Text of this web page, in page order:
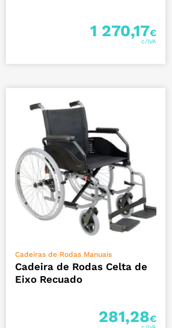
1 270,17€
VER OPÇÕES
Cadeiras de Rodas Manuais
Cadeira de Rodas Celta de
Eixo Recuado
281,28€